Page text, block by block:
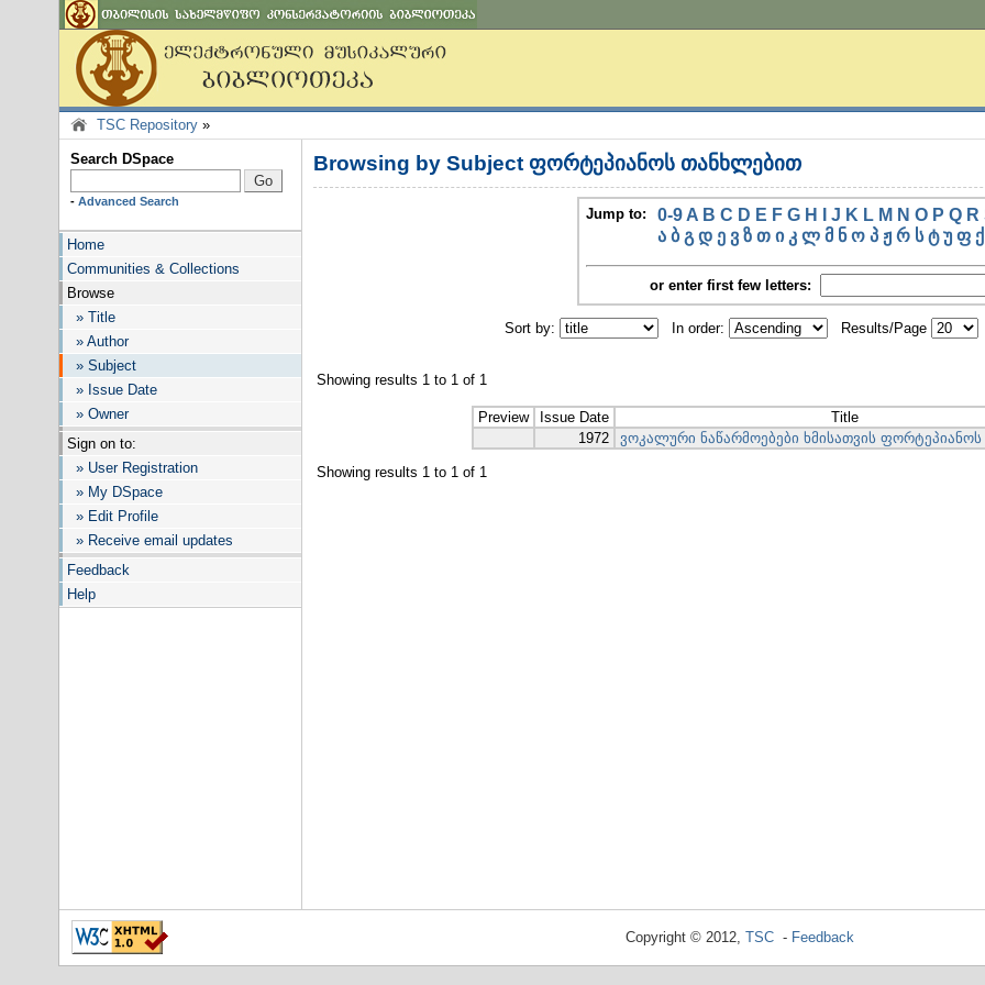
TSC Repository »
Search DSpace
- Advanced Search
Home
Communities & Collections
Browse
» Title
» Author
» Subject
» Issue Date
» Owner
Sign on to:
» User Registration
» My DSpace
» Edit Profile
» Receive email updates
Feedback
Help
Browsing by Subject ფორტეპიანოს თანხლებით
Jump to: 0-9 A B C D E F G H J K L M N O P Q R
ა ბ გ დ ე ვ ზ თ ი კ ლ მ ნ ო პ ჟ რ ს ტ უ ფ ქ
or enter first few letters:
Sort by: In order: Results/Page
Showing results 1 to 1 of 1
Preview Issue Date Title
1972
ვოკალური ნაწარმოებები ხმისათვის
Showing results 1 to 1 of 1
Copyright © 2012, TSC- Feedback